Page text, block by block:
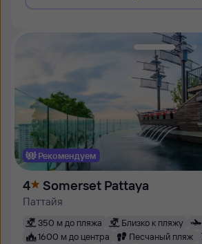
Рекомендуем
4 Somerset Pattaya
Паттайя
350 м до пляжа Близко к пляжу
1600 м до центра
Песчаный пляж